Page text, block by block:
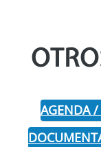
AGENDA /